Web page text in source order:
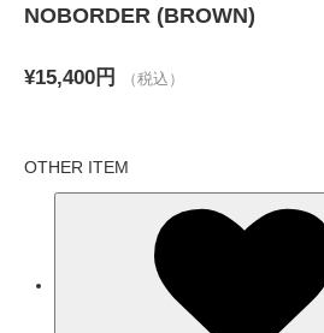
NOBORDER (BROWN)
¥15,400円 （税込）
OTHER ITEM